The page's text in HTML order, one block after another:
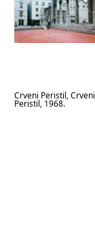
Crveni Peristil, Crveni
Peristil, 1968.